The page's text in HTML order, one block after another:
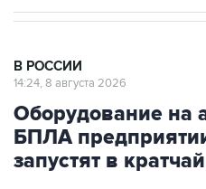
В РОССИИ
14:24, 8 августа 2026
Оборудование на
БПЛА
запустят в